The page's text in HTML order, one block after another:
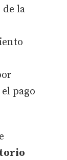
de la
pago